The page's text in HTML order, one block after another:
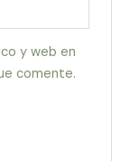
y web en
comente.